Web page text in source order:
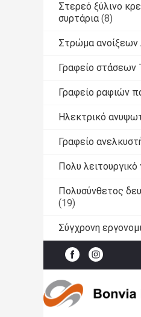
Στερεό ξύλινο
συρτάρια (8)
Στρώμα ανοίξεων
Γραφείο στάσεων
Γραφείο ραφιών
Ηλεκτρικό
Γραφείο
Πολυ λειτουργικό
Πολυσύνθετος
(19)
Σύγχρονη